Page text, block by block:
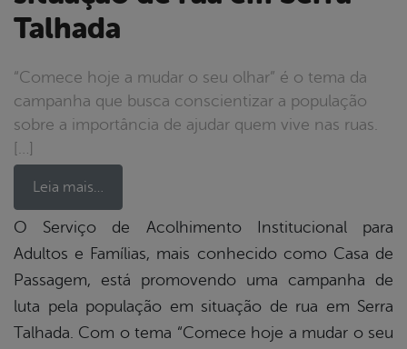
Talhada
“Comece hoje a mudar o seu olhar” é o tema da
campanha que busca conscientizar a população
sobre a importância de ajudar quem vive nas ruas.
[…]
Leia mais…
O Serviço de Acolhimento Institucional para
Adultos e Famílias, mais conhecido como Casa de
Passagem, está promovendo uma campanha de
luta pela população em situação de rua em Serra
Talhada. Com o tema “Comece hoje a mudar o seu